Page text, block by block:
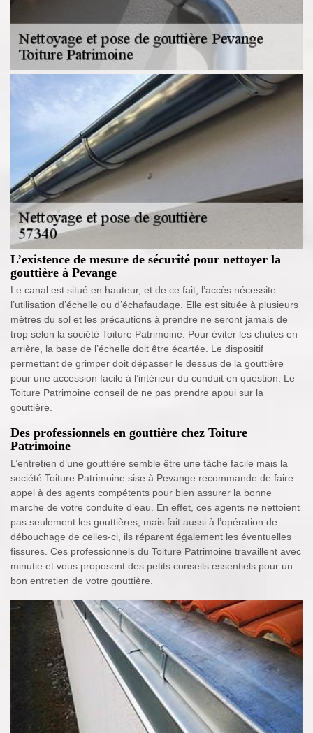
L’existence de mesure de sécurité pour nettoyer la
gouttière à Pevange
Le canal est situé en hauteur, et de ce fait, l’accès nécessite
l’utilisation d’échelle ou d’échafaudage. Elle est située à plusieurs
mètres du sol et les précautions à prendre ne seront jamais de
trop selon la société Toiture Patrimoine. Pour éviter les chutes en
arrière, la base de l’échelle doit être écartée. Le dispositif
permettant de grimper doit dépasser le dessus de la gouttière
pour une accession facile à l’intérieur du conduit en question. Le
Toiture Patrimoine conseil de ne pas prendre appui sur la
gouttière.
Des professionnels en gouttière chez Toiture
Patrimoine
L’entretien d’une gouttière semble être une tâche facile mais la
société Toiture Patrimoine sise à Pevange recommande de faire
appel à des agents compétents pour bien assurer la bonne
marche de votre conduite d’eau. En effet, ces agents ne nettoient
pas seulement les gouttières, mais fait aussi à l’opération de
débouchage de celles-ci, ils réparent également les éventuelles
fissures. Ces professionnels du Toiture Patrimoine travaillent avec
minutie et vous proposent des petits conseils essentiels pour un
bon entretien de votre gouttière.